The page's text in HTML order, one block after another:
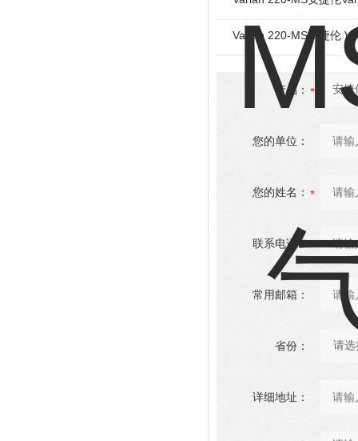
Varian 220-MS安捷伦
产品：
您的单位：
您的姓名：
联系电话：
常用邮箱：
省份：
详细地址：